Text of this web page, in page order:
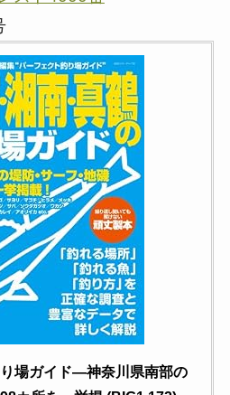
場ガイド―神奈川県南部の